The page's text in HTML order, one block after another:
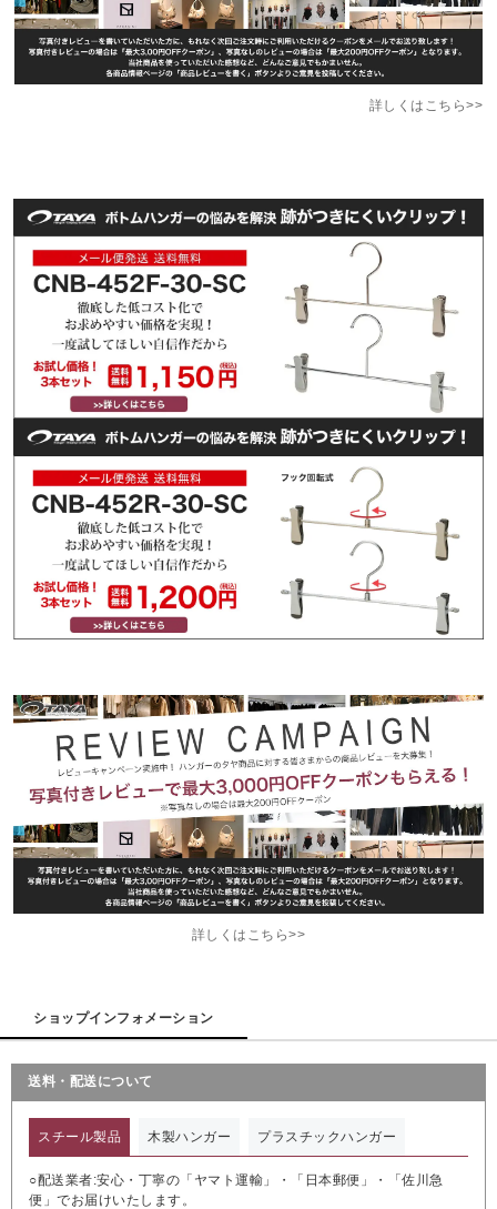
詳しくはこちら>>
詳しくはこちら>>
ショップインフォメーション
送料・配送について
スチール製品 木製ハンガー プラスチックハンガー
○配送業者:安心・丁寧の「ヤマト運輸」・「日本郵便」・「佐川急
便」でお届けいたします。